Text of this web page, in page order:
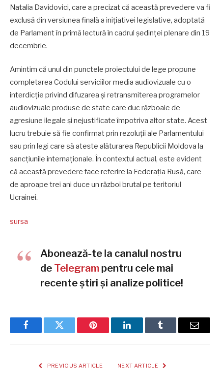
Natalia Davidovici, care a precizat că această prevedere va fi
exclusă din versiunea finală a inițiativei legislative, adoptată
de Parlament în primă lectură în cadrul ședinței plenare din 19
decembrie.
Amintim că unul din punctele proiectului de lege propune
completarea Codului serviciilor media audiovizuale cu o
interdicție privind difuzarea și retransmiterea programelor
audiovizuale produse de state care duc războaie de
agresiune ilegale și nejustificate împotriva altor state. Acest
lucru trebuie să fie confirmat prin rezoluții ale Parlamentului
sau prin legi care să ateste alăturarea Republicii Moldova la
sancțiunile internaționale. În contextul actual, este evident
că această prevedere face referire la Federația Rusă, care
de aproape trei ani duce un război brutal pe teritoriul
Ucrainei.
sursa
Abonează-te la canalul nostru
de Telegram pentru cele mai
recente știri și analize politice!
FacebookTwitter Pinterest LinkedInTumblr Email
PREVIOUS ARTICLE NEXT ARTICLE